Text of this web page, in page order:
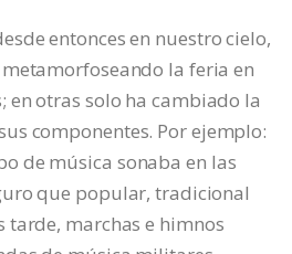
entonces en nuestro cielo,
la feria en
en otras solo ha cambiado la
componentes. Por ejemplo:
de música sonaba en las
que popular, tradicional
tarde, marchas e himnos